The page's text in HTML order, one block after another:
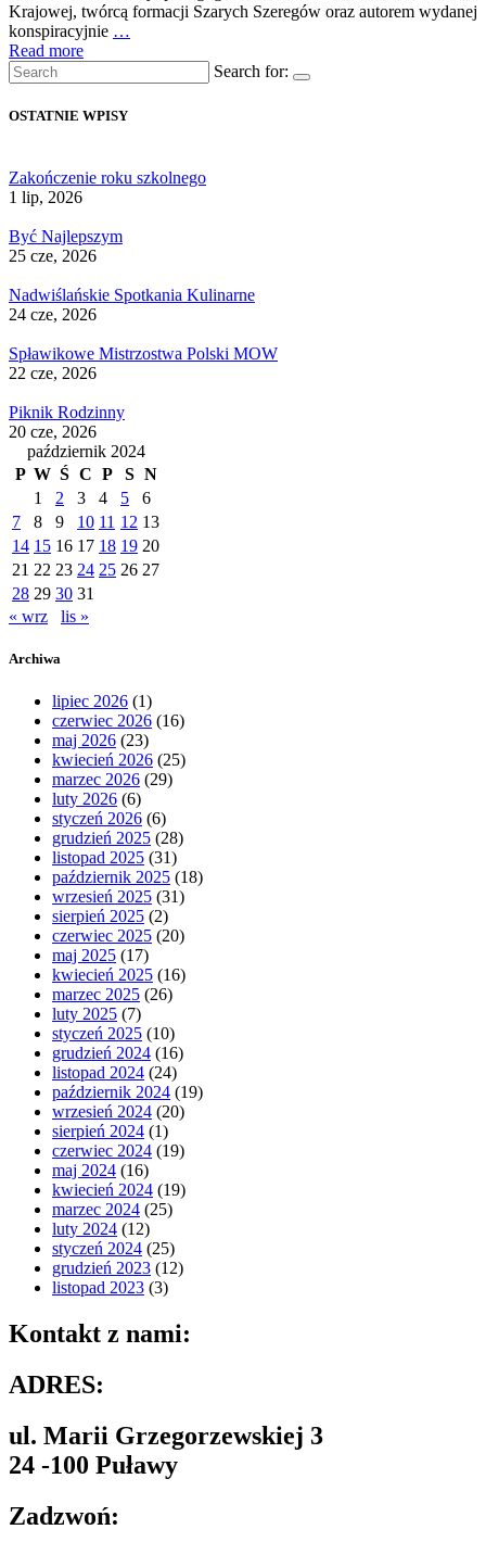
Krajowej, twórcą formacji Szarych Szeregów oraz autorem wydanej
konspiracyjnie …
Read more
Search for:
OSTATNIE WPISY
Zakończenie roku szkolnego
1 lip, 2026
Być Najlepszym
25 cze, 2026
Nadwiślańskie Spotkania Kulinarne
24 cze, 2026
Spławikowe Mistrzostwa Polski MOW
22 cze, 2026
Piknik Rodzinny
20 cze, 2026
październik 2024
P W Ś C P S N
1
2 3 4 5
6
7
8 9 10 11 12 13
14 15 16 17 18 19 20
21 22 23 24 25 26 27
28 29 30 31
« wrz
lis »
Archiwa
lipiec 2026 (1)
czerwiec 2026 (16)
maj 2026 (23)
kwiecień 2026 (25)
marzec 2026 (29)
luty 2026 (6)
styczeń 2026 (6)
grudzień 2025 (28)
listopad 2025 (31)
październik 2025 (18)
wrzesień 2025 (31)
sierpień 2025 (2)
czerwiec 2025 (20)
maj 2025 (17)
kwiecień 2025 (16)
marzec 2025 (26)
luty 2025 (7)
styczeń 2025 (10)
grudzień 2024 (16)
listopad 2024 (24)
październik 2024 (19)
wrzesień 2024 (20)
sierpień 2024 (1)
czerwiec 2024 (19)
maj 2024 (16)
kwiecień 2024 (19)
marzec 2024 (25)
luty 2024 (12)
styczeń 2024 (25)
grudzień 2023 (12)
listopad 2023 (3)
Kontakt z nami:
ADRES:
ul. Marii Grzegorzewskiej 3
24 -100 Puławy
Zadzwoń: